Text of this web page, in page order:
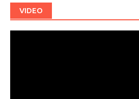
VIDEO